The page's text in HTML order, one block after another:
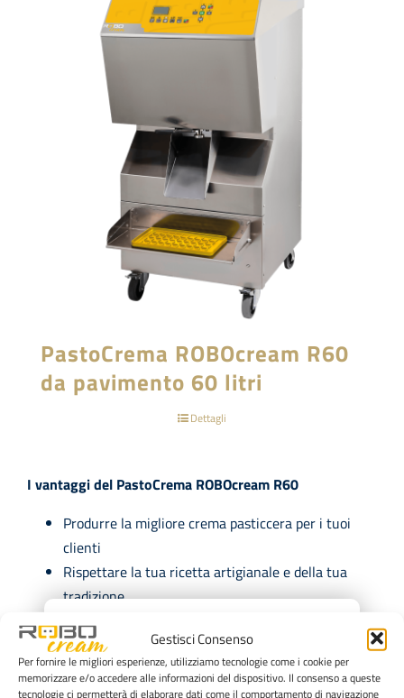
Gestisci Consenso
Per fornire le migliori esperienze, utilizziamo tecnologie come i cookie per
memorizzare e/o accedere alle informazioni del dispositivo. Il consenso a queste
tecnologie ci permetterà di elaborare dati come il comportamento di navigazione
PastoCrema ROBOcream R60
da pavimento 60 litri
Dettagli
I vantaggi del PastoCrema ROBOcream R60
Produrre la migliore crema pasticcera per i tuoi
clienti
Rispettare la tua ricetta artigianale e della tua
tradizione
Ridurre il lavoro manuale e alleggerire il carico
operativo
Recuperare e ottimizzare il tempo che puoi
dedicare ad attività di maggior valore